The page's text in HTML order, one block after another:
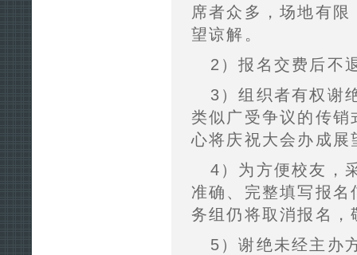
席者众多，场地有
望谅解。
2）报名交费后不
3）组织者有权谢
类似广受争议的传
心将庆祝大会办成
4）为方便校友，
准确、完整填写报
务组仍将取消报名，
5）谢绝未经主办